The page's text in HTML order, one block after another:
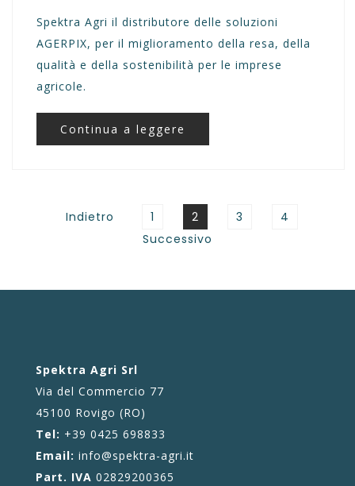
Spektra Agri il distributore delle soluzioni
AGERPIX, per il miglioramento della resa, della
qualità e della sostenibilità per le imprese
agricole.
Continua a leggere
Indietro Pagina
1 PAGINA
2 Pagina
3 Pagina
4
Successivo
Spektra Agri Srl
Via del Commercio 77
45100 Rovigo (RO)
Tel: +39 0425 698833
Email: info@spektra-agri.it
Part. IVA 02829200365